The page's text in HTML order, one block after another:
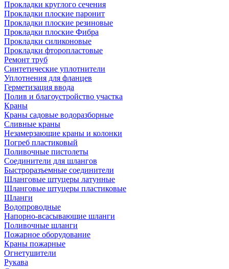
Прокладки круглого сечения
Прокладки плоские паронит
Прокладки плоские резиновые
Прокладки плоские Фибра
Прокладки силиконовые
Прокладки фторопластовые
Ремонт труб
Синтетические уплотнители
Уплотнения для фланцев
Герметизация ввода
Полив и благоустройство участка
Краны
Краны садовые водоразборные
Сливные краны
Незамерзающие краны и колонки
Погреб пластиковый
Поливочные пистолеты
Соединители для шлангов
Быстроразъемные соединители
Шланговые штуцеры латунные
Шланговые штуцеры пластиковые
Шланги
Водопроводные
Напорно-всасывающие шланги
Поливочные шланги
Пожарное оборудование
Краны пожарные
Огнетушители
Рукава